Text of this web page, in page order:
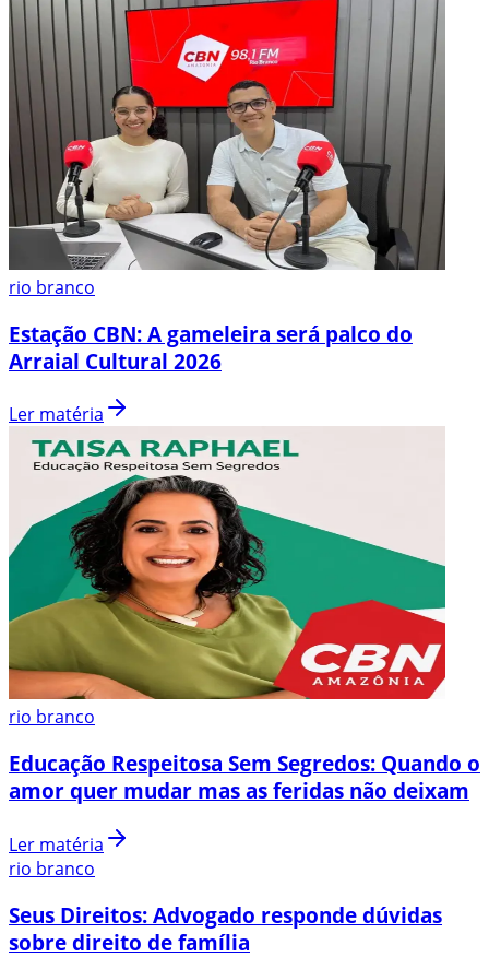
rio branco
Estação CBN: A gameleira será palco do
Arraial Cultural 2026
Ler matéria
rio branco
Educação Respeitosa Sem Segredos: Quando o
amor quer mudar mas as feridas não deixam
Ler matéria
rio branco
Seus Direitos: Advogado responde dúvidas
sobre direito de família